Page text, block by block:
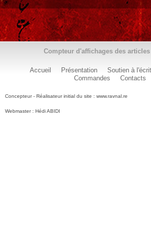
Compteur d'affichages des articles
Accueil Présentation
Soutien à
Commandes
Contacts
Concepteur - Réalisateur initial du site : www.ravnal.re
Webmaster : Hédi ABIDI